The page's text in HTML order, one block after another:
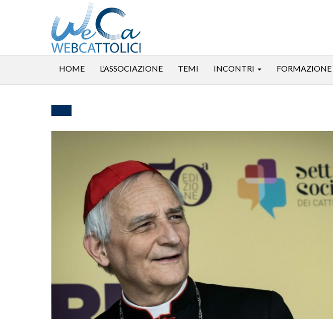
HOME L’ASSOCIAZIONE TEMI INCONTRI FORMAZIONE